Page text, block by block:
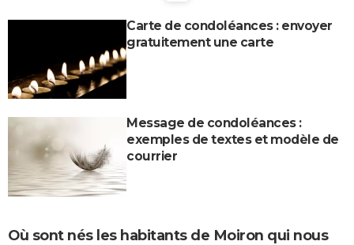
Carte de condoléances : envoyer
gratuitement une carte
Message de condoléances :
exemples de textes et modèle de
courrier
Où sont nés les habitants de Moiron qui nous